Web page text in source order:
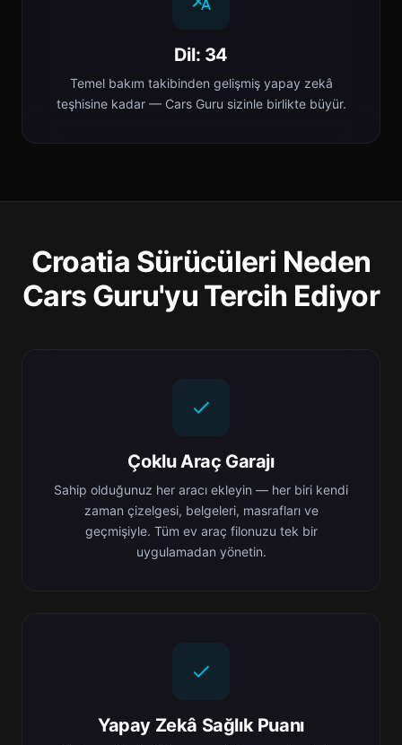
Dil: 34
Temel bakım takibinden gelişmiş yapay zekâ
teşhisine kadar — Cars Guru sizinle birlikte büyür.
Croatia Sürücüleri Neden
Cars Guru'yu Tercih Ediyor
Çoklu Araç Garajı
Sahip olduğunuz her aracı ekleyin — her biri kendi
zaman çizelgesi, belgeleri, masrafları ve
geçmişiyle. Tüm ev araç filonuzu tek bir
uygulamadan yönetin.
Yapay Zekâ Sağlık Puanı